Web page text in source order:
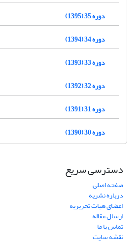
دوره 35 (1395)
دوره 34 (1394)
دوره 33 (1393)
دوره 32 (1392)
دوره 31 (1391)
دوره 30 (1390)
دسترسی سریع
صفحه اصلی
درباره نشریه
اعضای هیات تحریریه
ارسال مقاله
تماس با ما
نقشه سایت